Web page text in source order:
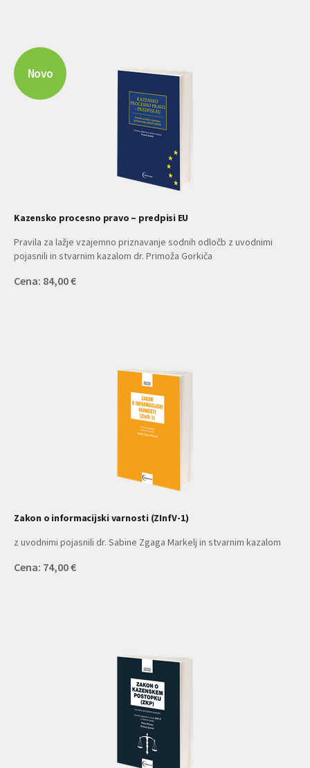
Novo
Kazensko procesno pravo – predpisi EU
Pravila za lažje vzajemno priznavanje sodnih odločb z uvodnimi
pojasnili in stvarnim kazalom dr. Primoža Gorkiča
Cena: 84,00 €
Zakon o informacijski varnosti (ZInfV-1)
z uvodnimi pojasnili dr. Sabine Zgaga Markelj in stvarnim kazalom
Cena: 74,00 €